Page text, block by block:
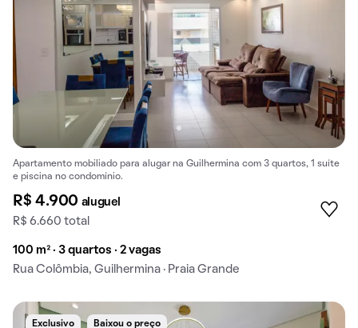
Apartamento mobiliado para alugar na Guilhermina com 3 quartos, 1 suíte
e piscina no condomínio.
R$ 4.900 aluguel
R$ 6.660 total
100 m² · 3 quartos · 2 vagas
Rua Colômbia, Guilhermina · Praia Grande
Exclusivo Baixou o preço